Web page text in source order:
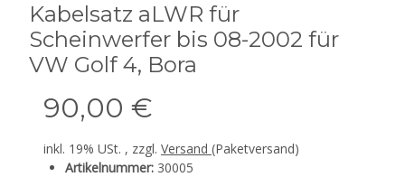
Kabelsatz aLWR für
Scheinwerfer bis 08-2002 für
VW Golf 4, Bora
90,00 €
inkl. 19% USt. , zzgl. Versand (Paketversand)
Artikelnummer: 30005